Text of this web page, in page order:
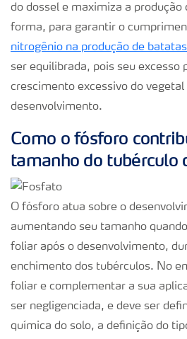
do dossel e maximiza a produção
forma, para garantir o
nitrogênio na produção de batatas
ser equilibrada, pois seu excesso
crescimento excessivo do
desenvolvimento.
Como o fósforo
tamanho do tubérculo
O fósforo atua sobre o
aumentando seu tamanho
foliar após o desenvolvimento,
enchimento dos tubérculos. No
foliar e complementar a sua
ser negligenciada, e deve ser
química do solo, a definição do